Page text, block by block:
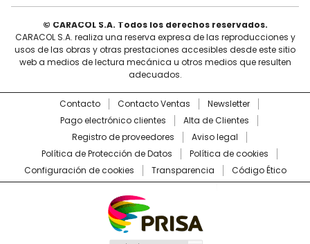
© CARACOL S.A. Todos los derechos reservados.
CARACOL S.A. realiza una reserva expresa de las reproducciones y
usos de las obras y otras prestaciones accesibles desde este sitio
web a medios de lectura mecánica u otros medios que resulten
adecuados.
Contacto Contacto Ventas
Newsletter
Pago electrónico clientes
Alta de Clientes
Registro de proveedores
Aviso legal
Política de Protección de Datos
Política de cookies
Configuración de cookies
Transparencia Código Ético